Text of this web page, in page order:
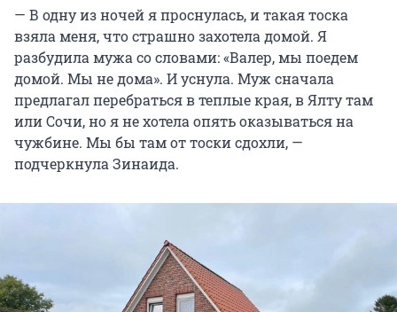
— В одну из ночей я проснулась, и такая тоска
взяла меня, что страшно захотела домой. Я
разбудила мужа со словами: «Валер, мы поедем
домой. Мы не дома». И уснула. Муж сначала
предлагал перебраться в теплые края, в Ялту там
или Сочи, но я не хотела опять оказываться на
чужбине. Мы бы там от тоски сдохли, —
подчеркнула Зинаида.